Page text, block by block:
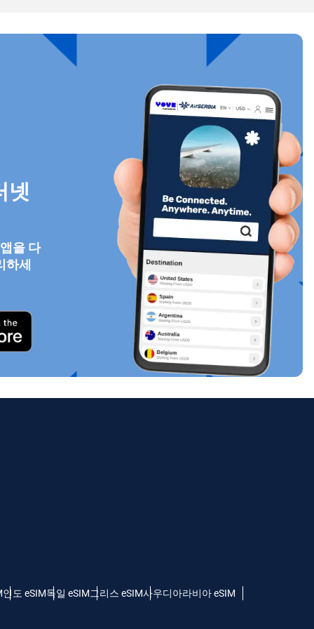
넷
을 다
하세
인도 eSIM독일 eSIM그리스 eSIM사우디아라비아 eSIM
팝업 닫기